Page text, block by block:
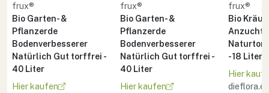
frux®
Bio Garten- &
Pflanzerde
Bodenverbesserer
Natürlich Gut torffrei -
40 Liter
Hier kaufen
frux®
Bio Garten- &
Pflanzerde
Bodenverbesserer
Natürlich Gut torffrei -
40 Liter
Hier kaufen
frux®
Bio
Naturton
- 18 Liter
Hier
dieflora.eu